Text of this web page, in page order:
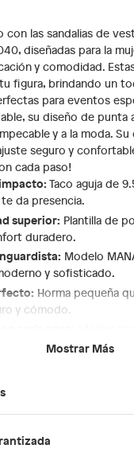
con las sandalias de
diseñadas para la
y comodidad.
figura, brindando un
para eventos
su diseño de punta
y a la moda.
seguro y
cada paso!
Taco aguja de
da presencia.
superior: Plantilla de
duradero.
Modelo
y sofisticado.
Horma pequeña
y cómodo.
de noche y eventos
Mostrar Más